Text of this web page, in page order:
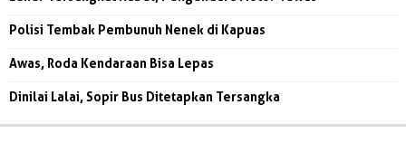
Polisi Tembak Pembunuh Nenek di Kapuas
Awas, Roda Kendaraan Bisa Lepas
Dinilai Lalai, Sopir Bus Ditetapkan Tersangka